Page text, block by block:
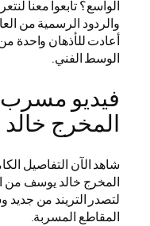
الواسع؟ تابعوا معنا
والردود الرسمية من
أعادت للأذهان واحدة
الوسط الفني.
فيديو مسرب
المخرج خالد
شاهد الآن التفاصيل
المخرج خالد يوسف من
لتصدر التريند من
المقاطع المسربة.